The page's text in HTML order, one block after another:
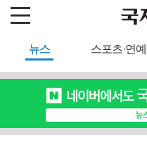
뉴스 스포츠·연예